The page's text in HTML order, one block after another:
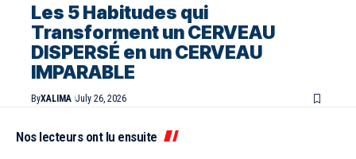
Les 5 Habitudes qui
Transforment un CERVEAU
DISPERSÉ en un CERVEAU
IMPARABLE
ByXALIMA July 26, 2026
Nos lecteurs ont lu ensuite